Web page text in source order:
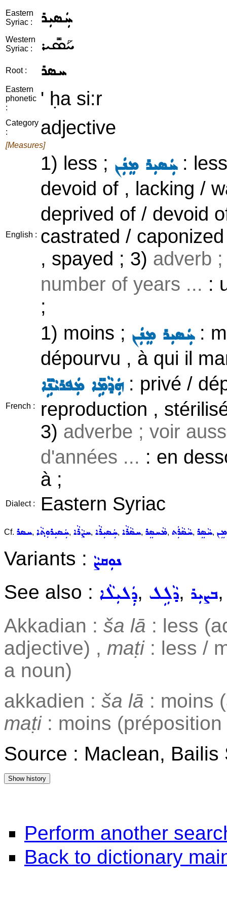
Eastern
Syriac :
ܚܲܣܝܼܪ
Western
Syriac :
ܚܰܣܺܝܪ
Root : ܚܣܪ
Eastern
phonetic
:
' ḥa si:r
Category
:
adjective
[Measures]
English :
1) less ; ܚܲܣܝܼܪ ܡܸܢܲܢ:
devoid of , lacking /
deprived of / devoid
castrated /
, spayed ; 3) adverb
number of years ... :
;
French :
1) moins ; ܚܲܣܝܼܪ ܡܸܢܲܢ:
dépourvu , à qui il
ܗܲܕܵܡܹ̈ܐ ܡܲܦܪܝܵܢܹ̈ܐ: privé /
reproduction ,
3) adverbe ; voir
d'années ... : en
à ;
Dialect : Eastern Syriac
Cf. ܚܣܪ, ܚܲܣܝܼܪܘܼܬ݂ܵܐ, ܚܨܵܪܵܐ, ܚܲܣܝܼܪܵܐ, ܚܣܵܪܵܐ, ܡܵܚܣܸܪ, ܚܵܣܵܪܲܬ, ܚܵܣܸܪ,
Variants : ܢܘܼܩܨܵ
See also : ܕܲܠܝܼܠܵܐ, ܕܵܠܹܠ, ܒܨܝܼܪ
Akkadian : ša lā : less
adjective) , maṭi: less /
a noun)
akkadien : ša lā : moins
maṭi: moins (préposition
Source : Maclean, Bailis
Perform another
Back to dictionary